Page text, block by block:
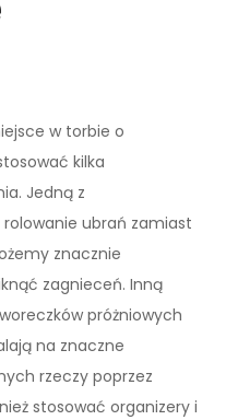
w torbie o
kilka
Jedną z
ubrań zamiast
znacznie
zagnieceń. Inną
próżniowych
na znaczne
rzeczy poprzez
stosować organizery i